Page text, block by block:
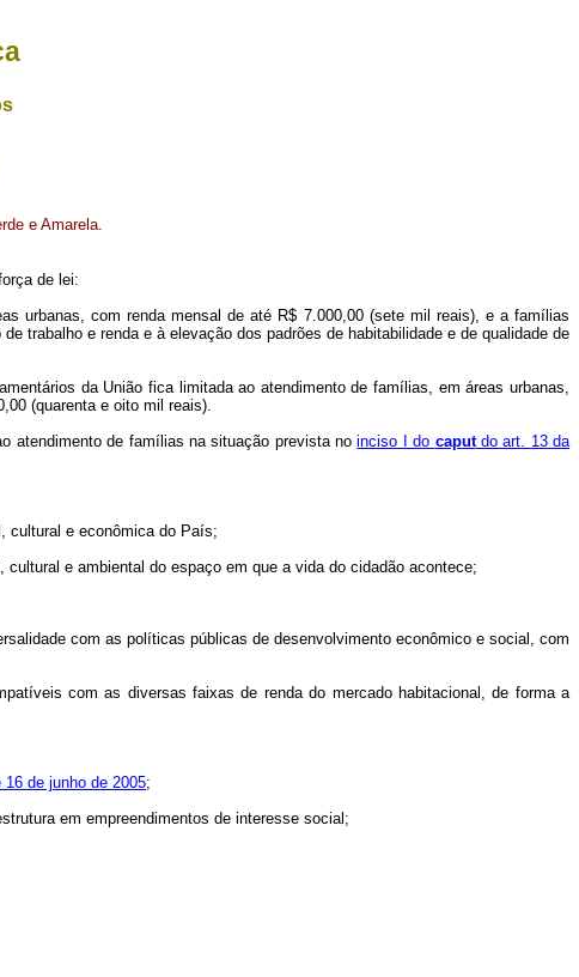
e Amarela.
de lei:
urbanas, com renda mensal de até R$ 7.000,00 (sete mil reais), e a famílias
trabalho e renda e à elevação dos padrões de habitabilidade e de qualidade de
da União fica limitada ao atendimento de famílias, em áreas urbanas,
(quarenta e oito mil reais).
atendimento de famílias na situação prevista noinciso I do caputdo art. 13 da
cultural e econômica do País;
e ambiental do espaço em que a vida do cidadão acontece;
com as políticas públicas de desenvolvimento econômico e social, com
com as diversas faixas de renda do mercado habitacional, de forma a
16 de junho de 2005;
em empreendimentos de interesse social;